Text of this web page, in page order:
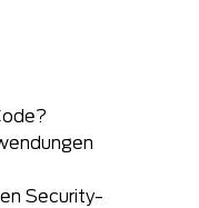
Security-